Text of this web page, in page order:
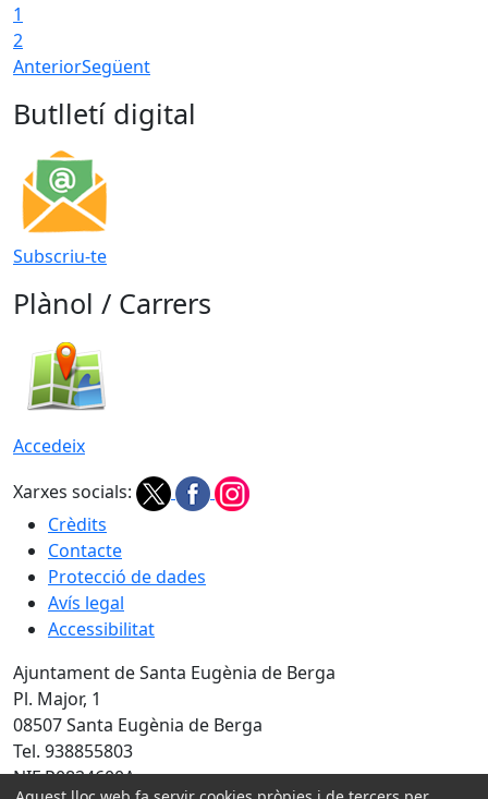
1
2
AnteriorSegüent
Butlletí digital
Subscriu-te
Plànol / Carrers
Accedeix
Xarxes socials:
Crèdits
Contacte
Protecció de dades
Avís legal
Accessibilitat
Ajuntament de Santa Eugènia de Berga
Pl. Major, 1
08507 Santa Eugènia de Berga
Tel. 938855803
NIF P0824600A